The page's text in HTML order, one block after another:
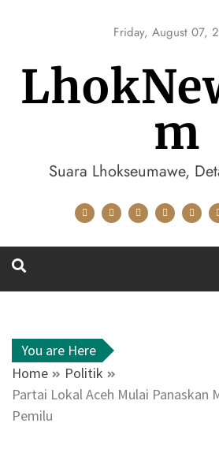
Friday, August 07,
m
Suara Lhokseumawe,
You are Here
Home
Politik
Partai Lokal Aceh Mulai Panaskan
Pemilu